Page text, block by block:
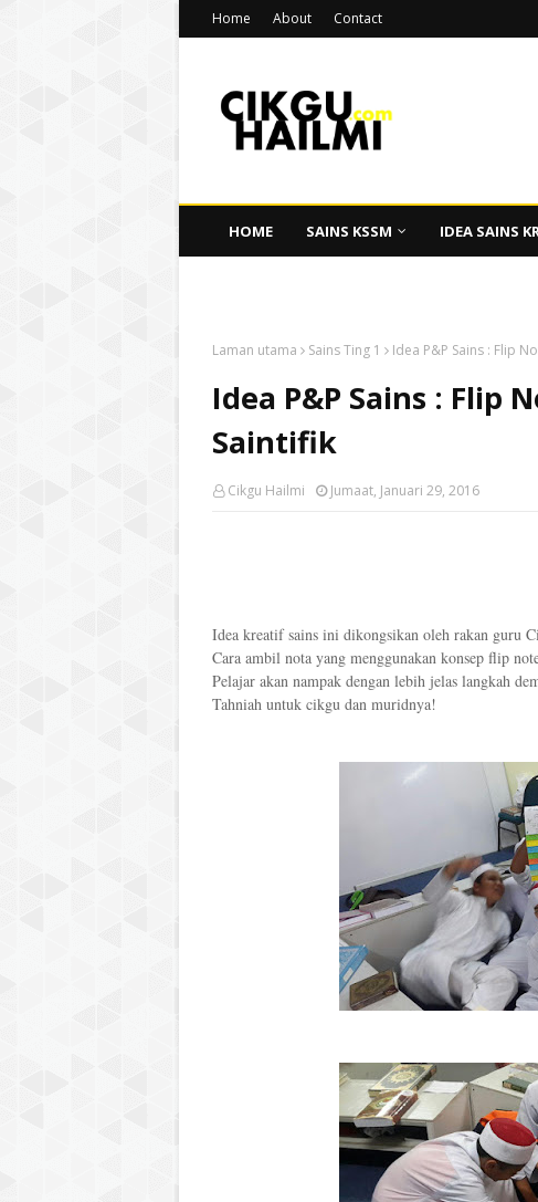
Home About Contact
HOME SAINS KSSM IDEA SAINS
Laman utama Sains Ting 1 Idea P&P Sains : Flip
Idea P&P Sains : Flip
Saintifik
Cikgu Hailmi Jumaat, Januari 29, 2016
Idea kreatif sains ini dikongsikan oleh rakan guru
Cara ambil nota yang menggunakan konsep flip
Pelajar akan nampak dengan lebih jelas langkah
Tahniah untuk cikgu dan muridnya!